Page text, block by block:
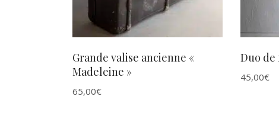
Grande valise ancienne «
Madeleine »
65,00€
Duo de
45,00€